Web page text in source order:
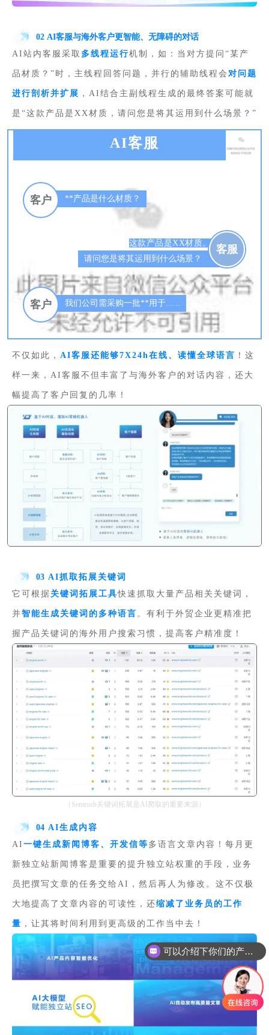
02 AI客服与海外客户更智能、无障碍的对话
AI站内客服采取 多线程运行机制，如：当对方提问“某产
品材质？”时，主线程回答问题，并行的辅助线程会 对问题
进行剖析并扩展 ，AI结合主副线程生成的最终答案可能就
是“这款产品是XX材质，请问您是将其运用到什么场景？”
AI客服
客户 **产品是什么材质？
这款产品是XX材质。质
请问您是将其运用到什么场景？
客服
客户 我们公司需采购一批**用于......
不仅如此， AI客服还能够7X24h在线、读懂全球语言 ！这
样一来，AI客服不但丰富了与海外客户的对话内容，还大
幅提高了客户回复的几率！
03 AI抓取拓展关键词
它可根据 关键词拓展工具快速抓取大量产品相关关键词，
并智能生成关键词的多种语言 。有利于外贸企业更精准把
握产品关键词的海外用户搜索习惯，提高客户精准度！
（Semrush关键词拓展是AI爬取的重要来源）
04 AI生成内容
AI 一键生成新闻博客、开发信等 多语言文章内容！每月更
新独立站新闻博客是重要的提升独立站权重的手段，业务
员把撰写文章的任务交给AI，然后再人为修改。这不仅极
大地提高了文章内容的可读性，还缩减了业务员的工作
量 ，让其将时间利用到更高级的工作当中去！
你们是怎么收费的呢